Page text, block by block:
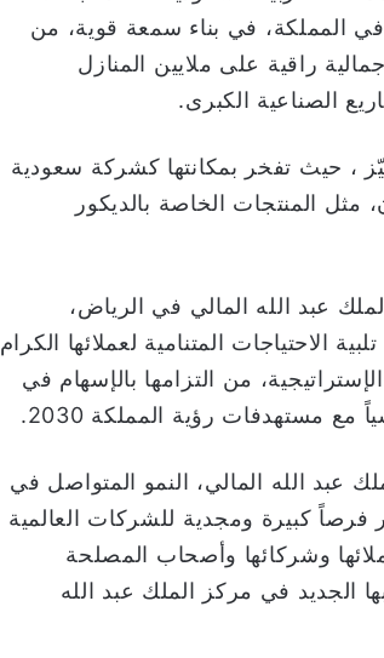
المملكة، في بناء سمعة قوية، من
راقية على ملايين المنازل
الصناعية الكبرى.
، حيث تفخر بمكانتها كشركة سعودية
المنتجات الخاصة بالديكور
عبد الله المالي في الرياض،
الاحتياجات المتنامية لعملائها الكرام
من التزامها بالإسهام في
مستهدفات رؤية المملكة 2030.
الله المالي، النمو المتواصل في
فرصاً كبيرة ومجدية للشركات العالمية
وشركائها وأصحاب المصلحة
الجديد في مركز الملك عبد الله